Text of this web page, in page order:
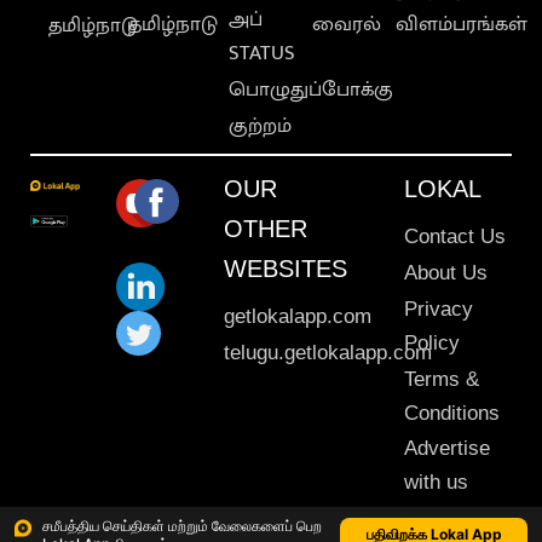
சமீபத்திய செய்திகள் மற்றும் வேலைகளைப் பெற
பதிவிறக்க Lokal App
தமிழ்நாடுதமிழ்நாடு அப்
STATUS
பொழுதுப்போக்கு
குற்றம்
வைரல் விளம்பரங்கள்
OUR
OTHER
WEBSITES
getlokalapp.com
telugu.getlokalapp.com
LOKAL
Contact Us
About Us
Privacy
Policy
Terms &
Conditions
Advertise
with us
Sitemap
This material may not be published, transmitted, rewritten or redistributed. © 2020 Lokal App. All rights reserved.